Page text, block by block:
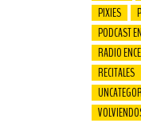
PIXIES
PODCAST
RADIO
RECITALES